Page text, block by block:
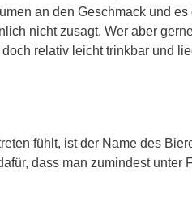
an den Geschmack und es
nicht zusagt. Wer aber
relativ leicht trinkbar und
fühlt, ist der Name des
dass man zumindest unter